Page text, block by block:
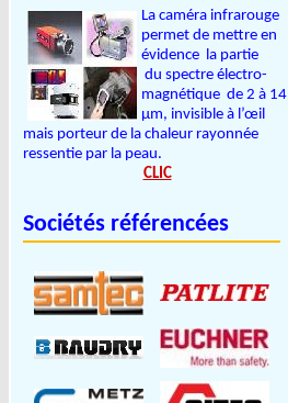
La caméra infrarouge
permet de mettre en
évidence la partie
du spectre électro-
magnétique de 2 à 14
µm, invisible à l’œil
mais porteur de la chaleur rayonnée
ressentie par la peau.
CLIC
Sociétés référencées